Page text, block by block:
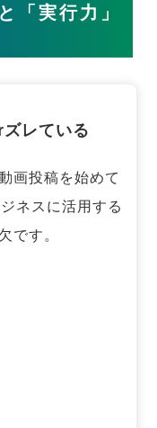
「実行力」
レている
画投稿を始めて
ネスに活用する
です。